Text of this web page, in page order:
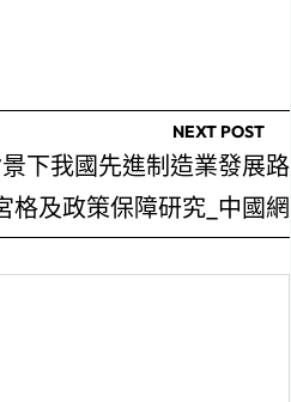
NEXT POST
下我國先進制造業發展路
格及政策保障研究_中國網